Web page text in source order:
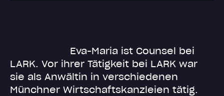
Eva-Maria ist Counsel bei
LARK. Vor ihrer Tätigkeit bei LARK war
sie als Anwältin in verschiedenen
Münchner Wirtschaftskanzleien tätig.